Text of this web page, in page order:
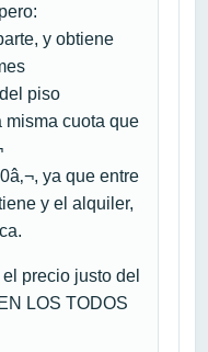
y obtiene
piso
misma cuota que
ya que entre
y el alquiler,
precio justo del
LOS TODOS